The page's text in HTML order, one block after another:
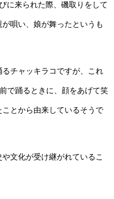
に来られた際、磯取りをして
唄い、娘が舞ったというも
チャッキラコですが、これ
で踊るときに、顔をあげて笑
とから由来しているそうで
文化が受け継がれているこ